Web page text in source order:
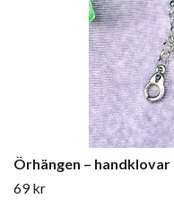
Örhängen – handklovar
69 kr